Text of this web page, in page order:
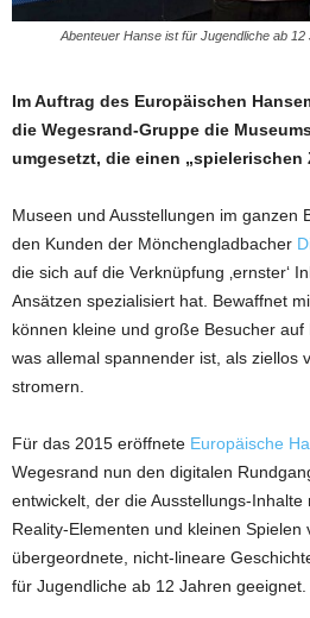
Abenteuer Hanse ist für Jugendliche ab
Im Auftrag des Europäischen
die Wegesrand-Gruppe die
umgesetzt, die einen
Museen und Ausstellungen im ganzen
den Kunden der Mönchengladbacher
die sich auf die Verknüpfung ‚ernster‘
Ansätzen spezialisiert hat. Bewaffnet
können kleine und große Besucher
was allemal spannender ist, als ziellos
stromern.
Für das 2015 eröffnete Europäische
Wegesrand nun den digitalen
entwickelt, der die Ausstellungs-Inhalte
Reality-Elementen und kleinen Spielen
übergeordnete, nicht-lineare
für Jugendliche ab 12 Jahren geeignet.